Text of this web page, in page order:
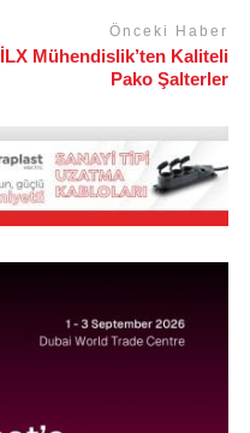
Önceki Haber
İLX Mühendislik’ten Kaliteli
Pako Şalterler